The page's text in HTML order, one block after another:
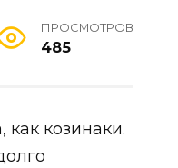
ПРОСМОТРОВ
485
козинаки.